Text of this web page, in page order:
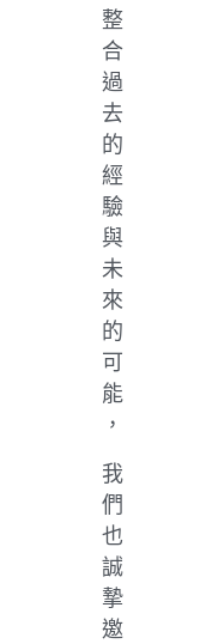
整
合
過
去
的
經
驗
與
未
來
的
可
能
，
我
們
也
誠
摯
邀